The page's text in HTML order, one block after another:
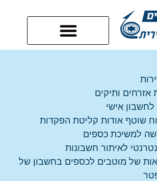
אזרחים ותיקים
אישי
שוטף אודות קליטת הפקדות
למשיכת כספים
לאיתור חשבונות
של מוטבים לכספים בחשבון של